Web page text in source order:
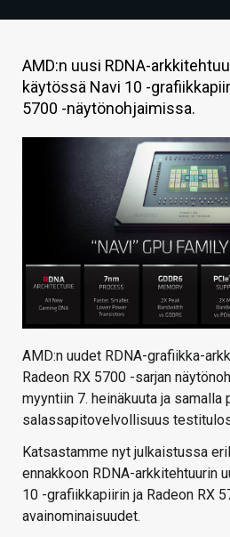
TECHBBS
TIETOA
HINTA.FI
AMD:n uusi RDNA-
käytössä Navi 10 -
5700 -näytönohjaimissa.
AMD:n uudet RDNA-grafiikka-
Radeon RX 5700 -sarjan
myyntiin 7. heinäkuuta ja
salassapitovelvollisuus
Katsastamme nyt julkaistussa
ennakkoon RDNA-arkkitehtuurin
10 -grafiikkapiirin ja Radeon RX
avainominaisuudet.